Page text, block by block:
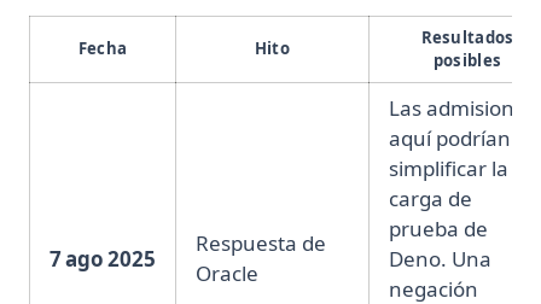
Fecha Hito
Resultados
posibles
7 ago 2025
Respuesta de
Oracle
Las admisiones
aquí podrían
simplificar la
carga de
prueba de
Deno. Una
negación